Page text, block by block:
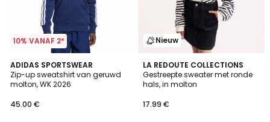
10% VANAF 2*
ADIDAS SPORTSWEAR
Zip-up sweatshirt van geruwd
molton, WK 2026
45.00 €
4.8
/ 5
2
Kleuren
Nieuw
LA REDOUTE COLLECTIONS
Gestreepte sweater met ronde
hals, in molton
17.99 €